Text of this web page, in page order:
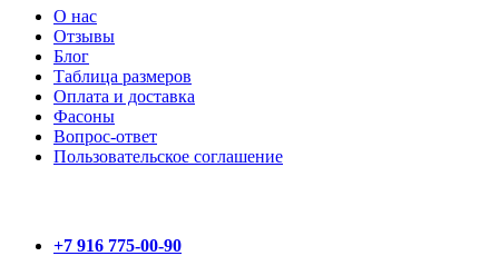
О нас
Отзывы
Блог
Таблица размеров
Оплата и доставка
Фасоны
Вопрос-ответ
Пользовательское соглашение
+7 916 775-00-90